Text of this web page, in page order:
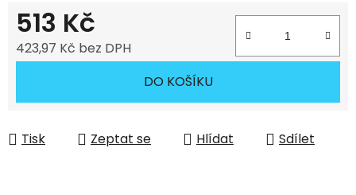
513 Kč
423,97 Kč bez DPH
DO KOŠÍKU
Tisk Zeptat se Hlídat Sdílet